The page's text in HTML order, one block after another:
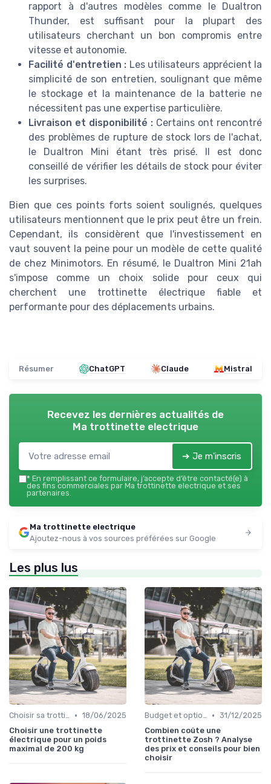
rapport à d'autres modèles comme le Dualtron
Thunder, est suffisant pour la plupart des
utilisateurs cherchant un bon compromis entre
vitesse et autonomie.
Facilité d'entretien : Les utilisateurs apprécient la
simplicité de son entretien, soulignant que même
le stockage et la maintenance de la batterie ne
nécessitent pas une expertise particulière.
Livraison et disponibilité : Certains ont rencontré
des problèmes de rupture de stock lors de l'achat,
le Dualtron Mini étant très prisé. Il est donc
conseillé de vérifier les détails de stock pour éviter
les surprises.
Bien que ces points forts soient soulignés, quelques
utilisateurs mentionnent que le prix peut être un frein.
Cependant, ils considèrent que l'investissement en
vaut souvent la peine pour un modèle de cette qualité
de chez Minimotors. En résumé, le Dualtron Mini 21ah
s'impose comme un choix solide pour ceux qui
cherchent une trottinette électrique fiable et
performante pour des déplacements urbains.
Résumer ChatGPT Claude Mistral
Recevez les dernières actualités de
Ma trottinette electrique
➔ Je m'inscris
* En remplissant ce formulaire, j’accepte d’être contacté(e) à
des fins commerciales par Ma trottinette electrique et ses
partenaires.
Ma trottinette electrique
Ajoutez-nous à vos sources préférées sur Google
Les plus lus
Choisir sa trottinette électrique • 18/06/2025
Choisir une trottinette
électrique pour un poids
maximal de 200 kg
Budget et options de prix • 31/12/2025
Combien coûte une
trottinette Zosh ? Analyse
des prix et conseils pour bien
choisir